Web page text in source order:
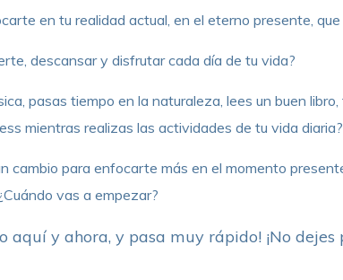
en tu realidad actual, en el eterno presente,
descansar y disfrutar cada día de tu vida?
pasas tiempo en la naturaleza, lees un buen
mientras realizas las actividades de tu vida diaria?
cambio para enfocarte más en el momento
vas a empezar?
aquí y ahora, y pasa muy rápido! ¡No